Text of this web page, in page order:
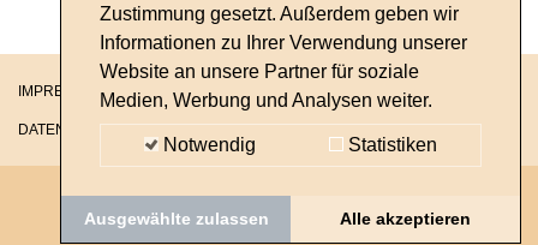
Zustimmung gesetzt. Außerdem geben wir
Informationen zu Ihrer Verwendung unserer
Website an unsere Partner für soziale
Medien, Werbung und Analysen weiter.
Notwendig Statistiken
Ausgewählte zulassen Alle akzeptieren
IMPRESSUM
DATENSCHUTZ